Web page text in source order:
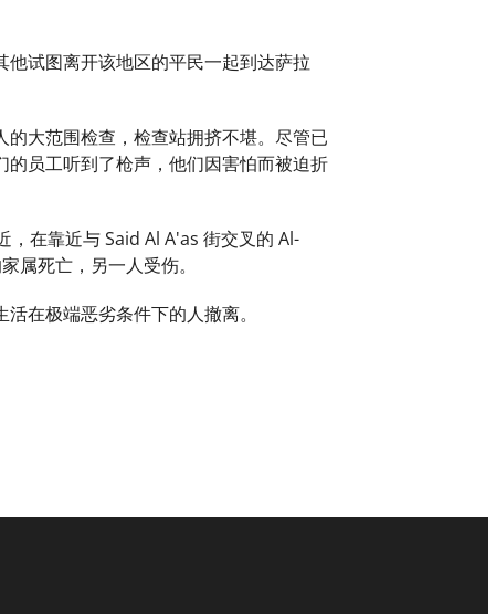
试图离开该地区的平民一起到达萨拉
大范围检查，检查站拥挤不堪。尽管已
员工听到了枪声，他们因害怕而被迫折
在靠近与 Said Al A'as 街交叉的 Al-
属死亡，另一人受伤。
在极端恶劣条件下的人撤离。